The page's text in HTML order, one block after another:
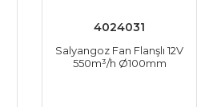
4024031
Salyangoz Fan Flanşlı 12V
550m³/h Ø100mm